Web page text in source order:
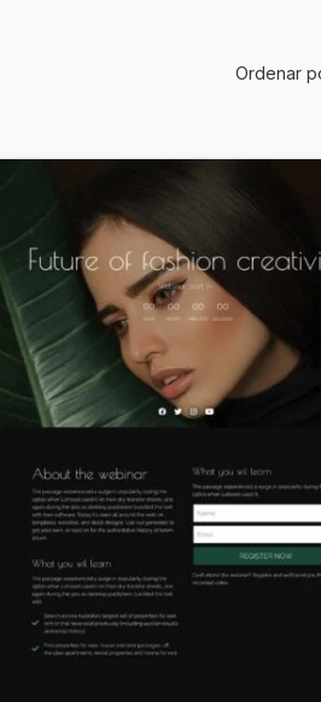
Ordenar